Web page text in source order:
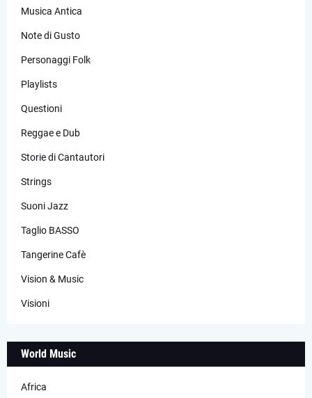
Musica Antica
Note di Gusto
Personaggi Folk
Playlists
Questioni
Reggae e Dub
Storie di Cantautori
Strings
Suoni Jazz
Taglio BASSO
Tangerine Cafè
Vision & Music
Visioni
World Music
Africa